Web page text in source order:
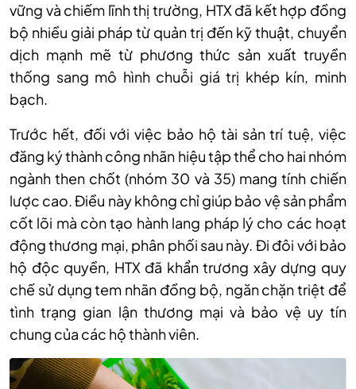
vững và chiếm lĩnh thị trường, HTX đã kết hợp đồng
bộ nhiều giải pháp từ quản trị đến kỹ thuật, chuyển
dịch mạnh mẽ từ phương thức sản xuất truyền
thống sang mô hình chuỗi giá trị khép kín, minh
bạch.
Trước hết, đối với việc bảo hộ tài sản trí tuệ, việc
đăng ký thành công nhãn hiệu tập thể cho hai nhóm
ngành then chốt (nhóm 30 và 35) mang tính chiến
lược cao. Điều này không chỉ giúp bảo vệ sản phẩm
cốt lõi mà còn tạo hành lang pháp lý cho các hoạt
động thương mại, phân phối sau này. Đi đôi với bảo
hộ độc quyền, HTX đã khẩn trương xây dựng quy
chế sử dụng tem nhãn đồng bộ, ngăn chặn triệt để
tình trạng gian lận thương mại và bảo vệ uy tín
chung của các hộ thành viên.